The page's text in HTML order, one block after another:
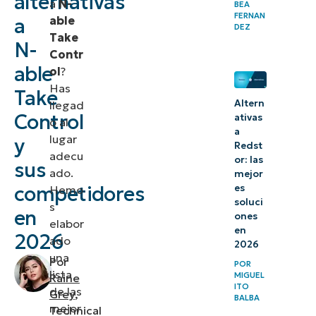
a
N-
able
Take
Control
y
sus
competidores
en
2026
Por
Raine
Grey,
Technical
2.
Remote
3.
alternativas
aN-
able
Take
Contr
ol?
Has
llegad
o al
lugar
adecu
ado.
Hemo
s
elabor
ado
una
lista
de las
mejor
BEA
FERNAN
DEZ
Altern
ativas
a
Redst
or: las
mejor
es
soluci
ones
en
2026
POR
MIGUEL
ITO
BALBA